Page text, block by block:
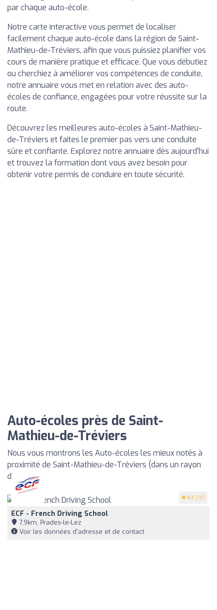
par chaque auto-école.
Notre carte interactive vous permet de localiser
facilement chaque auto-école dans la région de Saint-
Mathieu-de-Tréviers, afin que vous puissiez planifier vos
cours de manière pratique et efficace. Que vous débutiez
ou cherchiez à améliorer vos compétences de conduite,
notre annuaire vous met en relation avec des auto-
écoles de confiance, engagées pour votre réussite sur la
route.
Découvrez les meilleures auto-écoles à Saint-Mathieu-
de-Tréviers et faites le premier pas vers une conduite
sûre et confiante. Explorez notre annuaire dès aujourd'hui
et trouvez la formation dont vous avez besoin pour
obtenir votre permis de conduire en toute sécurité.
Auto-écoles près de Saint-
Mathieu-de-Tréviers
Nous vous montrons les Auto-écoles les mieux notés à
proximité de Saint-Mathieu-de-Tréviers (dans un rayon
de 35km)
4.1 (28)
ECF - French Driving School
7,9km, Prades-le-Lez
Voir les données d'adresse et de contact